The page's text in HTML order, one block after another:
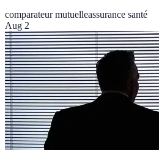
comparateur mutuelleassurance santé
Aug 2